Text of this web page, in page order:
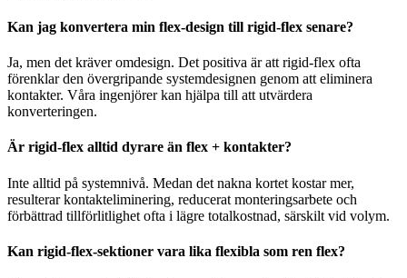
Kan jag konvertera min flex-design till rigid-flex senare?
Ja, men det kräver omdesign. Det positiva är att rigid-flex ofta
förenklar den övergripande systemdesignen genom att eliminera
kontakter. Våra ingenjörer kan hjälpa till att utvärdera
konverteringen.
Är rigid-flex alltid dyrare än flex + kontakter?
Inte alltid på systemnivå. Medan det nakna kortet kostar mer,
resulterar kontakteliminering, reducerat monteringsarbete och
förbättrad tillförlitlighet ofta i lägre totalkostnad, särskilt vid volym.
Kan rigid-flex-sektioner vara lika flexibla som ren flex?